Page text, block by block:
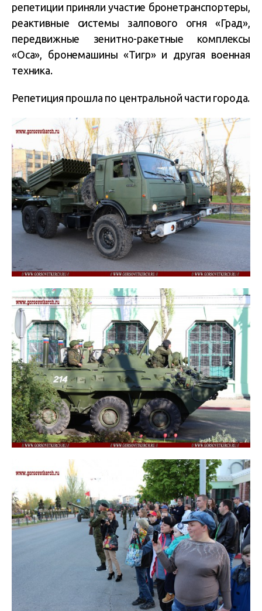
репетиции приняли участие бронетранспортеры,
реактивные системы залпового огня «Град»,
передвижные зенитно-ракетные комплексы
«Оса», бронемашины «Тигр» и другая военная
техника.
Репетиция прошла по центральной части города.